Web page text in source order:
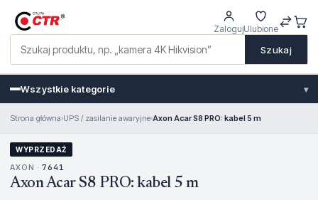
Szukaj
ZalogujUlubione
Wszystkie kategorie ▾
Strona główna›UPS / zasilanie awaryjne›Axon Acar S8 PRO: kabel 5 m
WYPRZEDAŻ
AXON · 7641
Axon Acar S8 PRO: kabel 5 m